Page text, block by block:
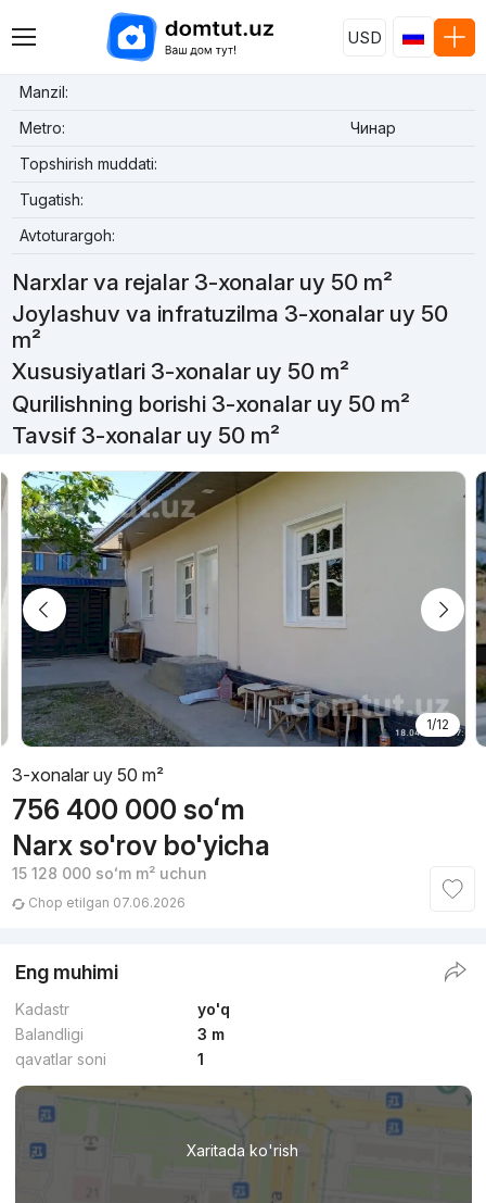
USD
Manzil:
Metro:
Чинар
Topshirish muddati:
Tugatish:
Avtoturargoh:
Narxlar va rejalar 3-xonalar uy 50 m²
Joylashuv va infratuzilma 3-xonalar uy 50
m²
Xususiyatlari 3-xonalar uy 50 m²
Qurilishning borishi 3-xonalar uy 50 m²
Tavsif 3-xonalar uy 50 m²
1/12
3-xonalar uy 50 m²
756 400 000 soʻm
Narx so'rov bo'yicha
15 128 000 soʻmm² uchun
Chop etilgan 07.06.2026
Eng muhimi
Kadastr
yo'q
Balandligi
3 m
qavatlar soni
1
Xaritada ko'rish